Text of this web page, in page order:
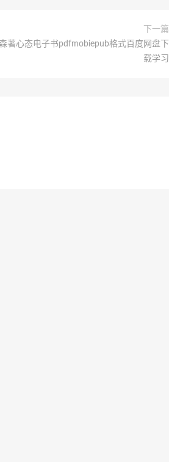
下一篇
著心态电子书pdfmobiepub格式百度网盘下
载学习